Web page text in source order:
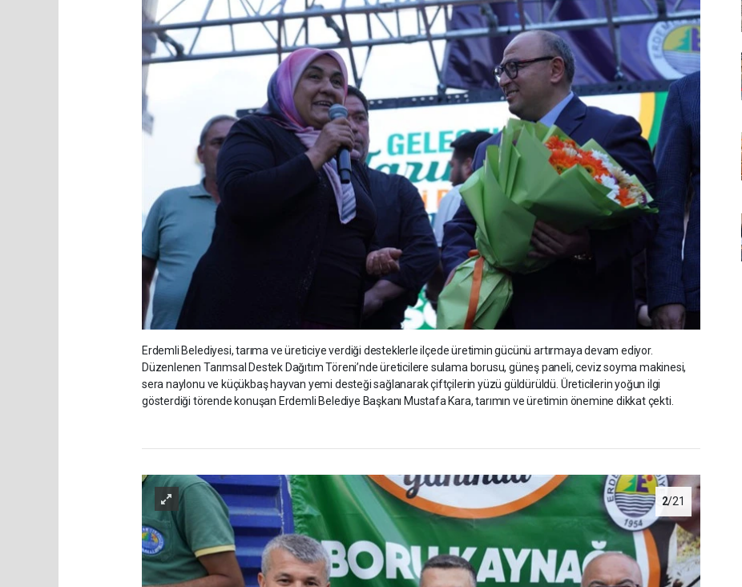
Erdemli Belediyesi, tarıma ve üreticiye verdiği desteklerle ilçede üretimin gücünü artırmaya devam ediyor.
Düzenlenen Tarımsal Destek Dağıtım Töreni’nde üreticilere sulama borusu, güneş paneli, ceviz soyma makinesi,
sera naylonu ve küçükbaş hayvan yemi desteği sağlanarak çiftçilerin yüzü güldürüldü. Üreticilerin yoğun ilgi
gösterdiği törende konuşan Erdemli Belediye Başkanı Mustafa Kara, tarımın ve üretimin önemine dikkat çekti.
2/21